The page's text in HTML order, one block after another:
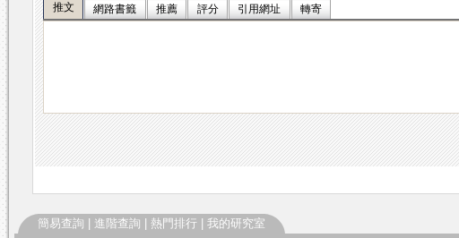
推文 網路書籤 推薦 評分 引用網址 轉寄
簡易查詢 進階查詢 熱門排行 我的研究室